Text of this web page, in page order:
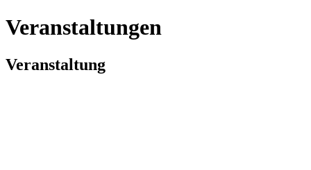
Veranstaltungen
Veranstaltung